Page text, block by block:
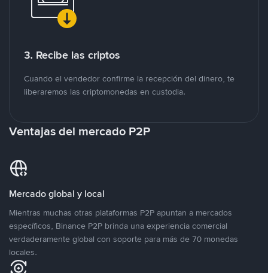
3. Recibe las criptos
Cuando el vendedor confirme la recepción del dinero, te
liberaremos las criptomonedas en custodia.
Ventajas del mercado P2P
Mercado global y local
Mientras muchas otras plataformas P2P apuntan a mercados
específicos, Binance P2P brinda una experiencia comercial
verdaderamente global con soporte para más de 70 monedas
locales.